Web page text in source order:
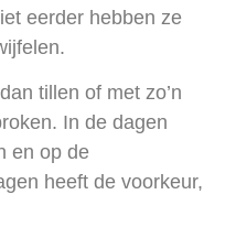
eerder hebben ze
tillen of met zo’n
In de dagen
en op de
heeft de voorkeur,